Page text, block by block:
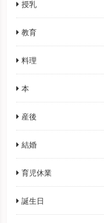
授乳
教育
料理
本
産後
結婚
育児休業
誕生日